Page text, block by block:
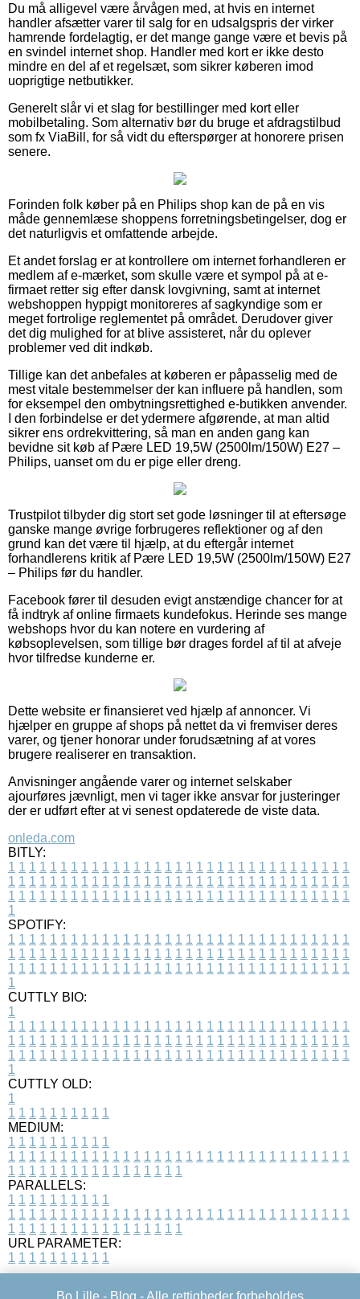
Du må alligevel være årvågen med, at hvis en internet
handler afsætter varer til salg for en udsalgspris der virker
hamrende fordelagtig, er det mange gange være et bevis på
en svindel internet shop. Handler med kort er ikke desto
mindre en del af et regelsæt, som sikrer køberen imod
uoprigtige netbutikker.
Generelt slår vi et slag for bestillinger med kort eller
mobilbetaling. Som alternativ bør du bruge et afdragstilbud
som fx ViaBill, for så vidt du efterspørger at honorere prisen
senere.
Forinden folk køber på en Philips shop kan de på en vis
måde gennemlæse shoppens forretningsbetingelser, dog er
det naturligvis et omfattende arbejde.
Et andet forslag er at kontrollere om internet forhandleren er
medlem af e-mærket, som skulle være et sympol på at e-
firmaet retter sig efter dansk lovgivning, samt at internet
webshoppen hyppigt monitoreres af sagkyndige som er
meget fortrolige reglementet på området. Derudover giver
det dig mulighed for at blive assisteret, når du oplever
problemer ved dit indkøb.
Tillige kan det anbefales at køberen er påpasselig med de
mest vitale bestemmelser der kan influere på handlen, som
for eksempel den ombytningsrettighed e-butikken anvender.
I den forbindelse er det ydermere afgørende, at man altid
sikrer ens ordrekvittering, så man en anden gang kan
bevidne sit køb af Pære LED 19,5W (2500lm/150W) E27 –
Philips, uanset om du er pige eller dreng.
Trustpilot tilbyder dig stort set gode løsninger til at eftersøge
ganske mange øvrige forbrugeres reflektioner og af den
grund kan det være til hjælp, at du eftergår internet
forhandlerens kritik af Pære LED 19,5W (2500lm/150W) E27
– Philips før du handler.
Facebook fører til desuden evigt anstændige chancer for at
få indtryk af online firmaets kundefokus. Herinde ses mange
webshops hvor du kan notere en vurdering af
købsoplevelsen, som tillige bør drages fordel af til at afveje
hvor tilfredse kunderne er.
Dette website er finansieret ved hjælp af annoncer. Vi
hjælper en gruppe af shops på nettet da vi fremviser deres
varer, og tjener honorar under forudsætning af at vores
brugere realiserer en transaktion.
Anvisninger angående varer og internet selskaber
ajourføres jævnligt, men vi tager ikke ansvar for justeringer
der er udført efter at vi senest opdaterede de viste data.
onleda.com
BITLY:
1 1 1 1 1 1 1 1 1 1 1 1 1 1 1 1 1 1 1 1 1 1 1 1 1 1 1 1 1 1 1 1 1
1 1 1 1 1 1 1 1 1 1 1 1 1 1 1 1 1 1 1 1 1 1 1 1 1 1 1 1 1 1 1 1 1
1 1 1 1 1 1 1 1 1 1 1 1 1 1 1 1 1 1 1 1 1 1 1 1 1 1 1 1 1 1 1 1 1
1
SPOTIFY:
1 1 1 1 1 1 1 1 1 1 1 1 1 1 1 1 1 1 1 1 1 1 1 1 1 1 1 1 1 1 1 1 1
1 1 1 1 1 1 1 1 1 1 1 1 1 1 1 1 1 1 1 1 1 1 1 1 1 1 1 1 1 1 1 1 1
1 1 1 1 1 1 1 1 1 1 1 1 1 1 1 1 1 1 1 1 1 1 1 1 1 1 1 1 1 1 1 1 1
1
CUTTLY BIO:
1
1 1 1 1 1 1 1 1 1 1 1 1 1 1 1 1 1 1 1 1 1 1 1 1 1 1 1 1 1 1 1 1 1
1 1 1 1 1 1 1 1 1 1 1 1 1 1 1 1 1 1 1 1 1 1 1 1 1 1 1 1 1 1 1 1 1
1 1 1 1 1 1 1 1 1 1 1 1 1 1 1 1 1 1 1 1 1 1 1 1 1 1 1 1 1 1 1 1 1
1
CUTTLY OLD:
1
1 1 1 1 1 1 1 1 1 1
MEDIUM:
1 1 1 1 1 1 1 1 1 1
1 1 1 1 1 1 1 1 1 1 1 1 1 1 1 1 1 1 1 1 1 1 1 1 1 1 1 1 1 1 1 1 1
1 1 1 1 1 1 1 1 1 1 1 1 1 1 1 1 1
PARALLELS:
1 1 1 1 1 1 1 1 1 1
1 1 1 1 1 1 1 1 1 1 1 1 1 1 1 1 1 1 1 1 1 1 1 1 1 1 1 1 1 1 1 1 1
1 1 1 1 1 1 1 1 1 1 1 1 1 1 1 1 1
URL PARAMETER:
1 1 1 1 1 1 1 1 1 1
Bo Lille - Blog - Alle rettigheder forbeholdes